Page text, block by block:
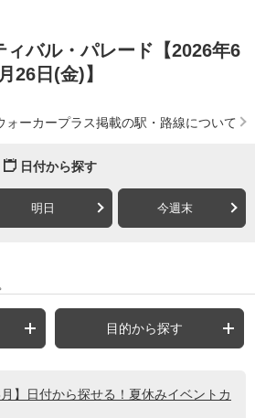
ィバル・パレード【2026年6
月26日(金)】
ォーカープラス掲載の駅・路線について
日付から探す
明日 今週末
目的から探す
月】日付から探せる！夏休みイベントカ